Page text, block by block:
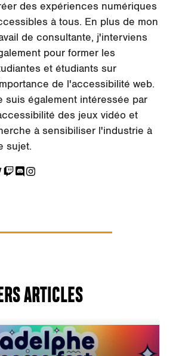
des expériences numériques
à tous. En plus de mon
de consultante, j'interviens
pour former les
et étudiants sur
de l'accessibilité web.
suis également intéressée par
des jeux vidéo et
à sensibiliser l'industrie à
sujet.
ARTICLES